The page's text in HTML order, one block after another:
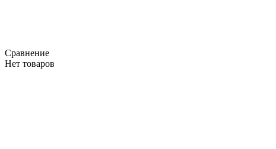
Сравнение
Нет товаров